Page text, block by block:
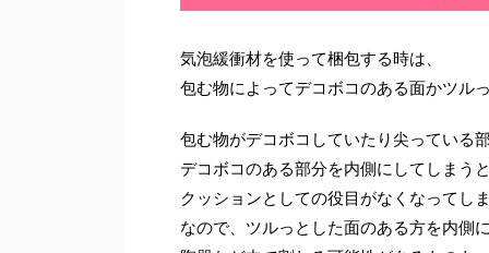
気泡緩衝材を使って梱包する時は、
包む物によってデコボコのある面かツル
包む物がデコボコしていたり尖っている
デコボコのある部分を内側にしてしまう
クッションとしての役目がなくなってし
なので、ツルっとした面のある方を内側